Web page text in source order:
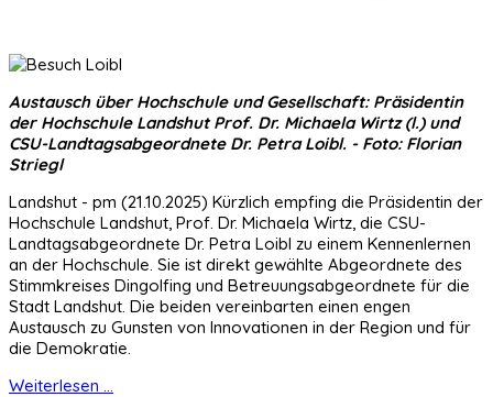
Austausch über Hochschule und Gesellschaft: Präsidentin
der Hochschule Landshut Prof. Dr. Michaela Wirtz (l.) und
CSU-Landtagsabgeordnete Dr. Petra Loibl. - Foto: Florian
Striegl
Landshut - pm (21.10.2025) Kürzlich empfing die Präsidentin der
Hochschule Landshut, Prof. Dr. Michaela Wirtz, die CSU-
Landtagsabgeordnete Dr. Petra Loibl zu einem Kennenlernen
an der Hochschule. Sie ist direkt gewählte Abgeordnete des
Stimmkreises Dingolfing und Betreuungsabgeordnete für die
Stadt Landshut. Die beiden vereinbarten einen engen
Austausch zu Gunsten von Innovationen in der Region und für
die Demokratie.
Weiterlesen ...